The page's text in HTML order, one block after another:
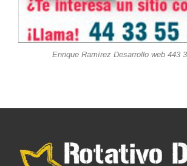
Enrique Ramírez Desarrollo web 443